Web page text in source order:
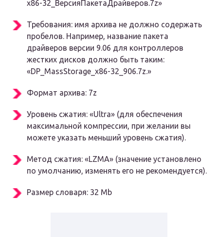
x86-32_ВерсияПакетаДрайверов.7z»
Требования: имя архива не должно содержать
пробелов. Например, название пакета
драйверов версии 9.06 для контроллеров
жестких дисков должно быть таким:
«DP_MassStorage_x86-32_906.7z.»
Формат архива: 7z
Уровень сжатия: «Ultra» (для обеспечения
максимальной компрессии, при желании вы
можете указать меньший уровень сжатия).
Метод сжатия: «LZMA» (значение установлено
по умолчанию, изменять его не рекомендуется).
Размер словаря: 32 Mb